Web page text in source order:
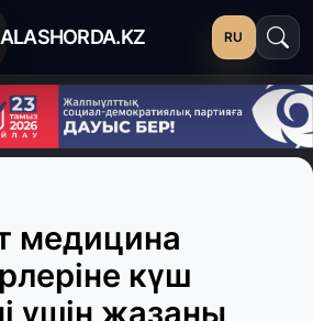
ALASHORDA.KZ RU
медицина
күш
үшін жазаны